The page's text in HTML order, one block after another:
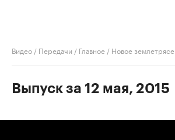
Видео / Передачи / Главное / Новое
Выпуск за 12 мая, 2015